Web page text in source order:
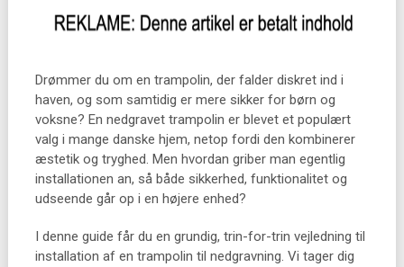
Drømmer du om en trampolin, der falder diskret ind i
haven, og som samtidig er mere sikker for børn og
voksne? En nedgravet trampolin er blevet et populært
valg i mange danske hjem, netop fordi den kombinerer
æstetik og tryghed. Men hvordan griber man egentlig
installationen an, så både sikkerhed, funktionalitet og
udseende går op i en højere enhed?
I denne guide får du en grundig, trin-for-trin vejledning til
installation af en trampolin til nedgravning. Vi tager dig